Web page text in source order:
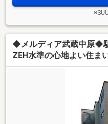
◆メルディア武蔵中原◆
ZEH水準の心地よい住ま